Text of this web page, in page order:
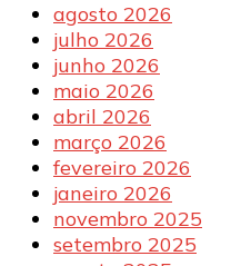
agosto 2026
julho 2026
junho 2026
maio 2026
abril 2026
março 2026
fevereiro 2026
janeiro 2026
novembro 2025
setembro 2025